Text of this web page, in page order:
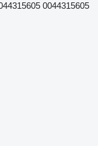
0044315605